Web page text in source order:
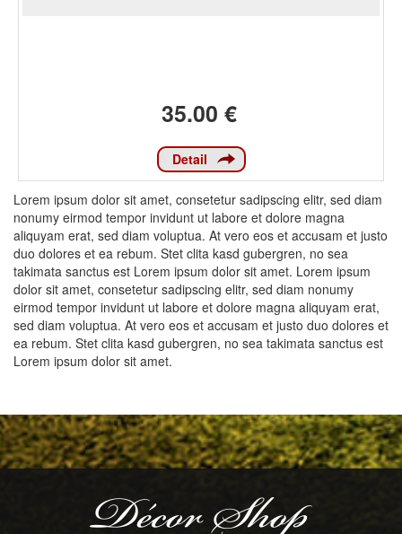
35.00 €
Detail
Lorem ipsum dolor sit amet, consetetur sadipscing elitr, sed diam
nonumy eirmod tempor invidunt ut labore et dolore magna
aliquyam erat, sed diam voluptua. At vero eos et accusam et justo
duo dolores et ea rebum. Stet clita kasd gubergren, no sea
takimata sanctus est Lorem ipsum dolor sit amet. Lorem ipsum
dolor sit amet, consetetur sadipscing elitr, sed diam nonumy
eirmod tempor invidunt ut labore et dolore magna aliquyam erat,
sed diam voluptua. At vero eos et accusam et justo duo dolores et
ea rebum. Stet clita kasd gubergren, no sea takimata sanctus est
Lorem ipsum dolor sit amet.